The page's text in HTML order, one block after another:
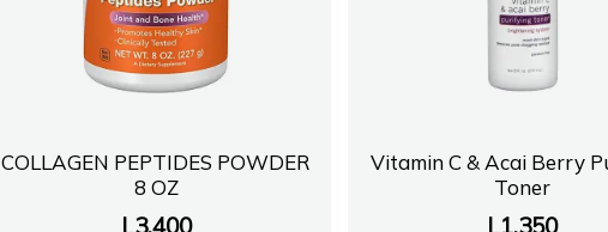
FARMACI KLODI BR
FARMACI HELGA
COLLAGEN PEPTIDES POWDER
8 OZ
L3,400
Vitamin C & Acai Berry
Toner
L1,350